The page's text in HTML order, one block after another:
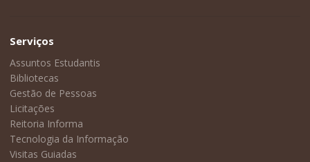
Serviços
Assuntos Estudantis
Bibliotecas
Gestão de Pessoas
Licitações
Reitoria Informa
Tecnologia da Informação
Visitas Guiadas